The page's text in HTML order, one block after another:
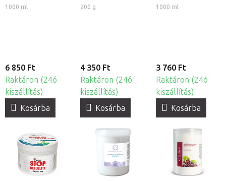
masszázskrém
1000 ml
6 850 Ft
Raktáron (24ó
kiszállítás)
Kosárba
masszázsviasz
200 g
4 350 Ft
Raktáron (24ó
kiszállítás)
Kosárba
masszázskrém
1000 ml
3 760 Ft
Raktáron (24ó
kiszállítás)
Kosárba